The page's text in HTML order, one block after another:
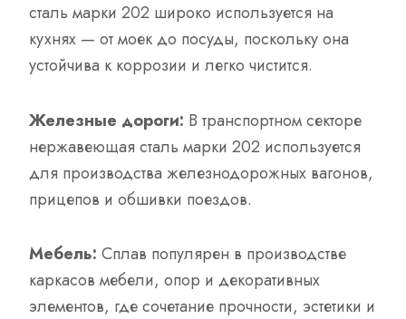
сталь марки 202 широко используется на
кухнях — от моек до посуды, поскольку она
устойчива к коррозии и легко чистится.
Железные дороги: В транспортном секторе
нержавеющая сталь марки 202 используется
для производства железнодорожных вагонов,
прицепов и обшивки поездов.
Мебель: Сплав популярен в производстве
каркасов мебели, опор и декоративных
элементов, где сочетание прочности, эстетики и